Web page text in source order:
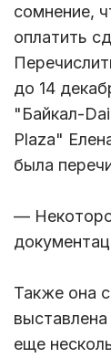
сомнение,
оплатить
до 14
"Байкал-
Plaza"
была
—
Также она
еще